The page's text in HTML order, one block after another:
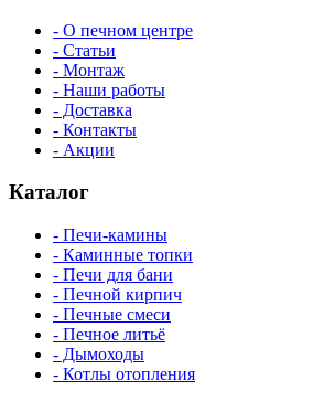
- О печном центре
- Статьи
- Монтаж
- Наши работы
- Доставка
- Контакты
- Акции
Каталог
- Печи-камины
- Каминные топки
- Печи для бани
- Печной кирпич
- Печные смеси
- Печное литьё
- Дымоходы
- Котлы отопления